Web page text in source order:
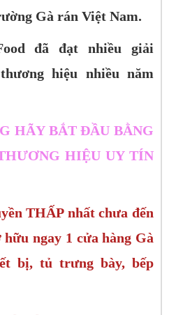
Gà rán Việt Nam.
đã đạt nhiều giải
hiệu nhiều năm
HÃY BẮT ĐẦU BẰNG
HIỆU UY TÍN
THẤP nhất chưa đến
ngay 1 cửa hàng Gà
bị, tủ trưng bày, bếp